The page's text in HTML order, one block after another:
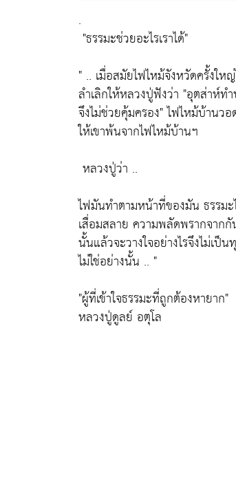
.
"ธรรมะช่วยอะไรเราได้"
" .. เมื่อสมัยไฟไหม้จังหวัดครั้งใ
ลำเลิกให้หลวงปู่ฟังว่า "อุตส่าห์ท
จึงไม่ช่วยคุ้มครอง"ไฟไหม้บ้านวอ
ให้เขาพ้นจากไฟไหม้บ้านฯ
หลวงปู่ว่า ..
ไฟมันทำตามหน้าที่ของมัน ธรรม
เสื่อมสลาย ความพลัดพรากจาก
นั้นแล้วจะวางใจอย่างไรจึงไม่เป็
ไม่ใช่อย่างนั้น .. "
"ผู้ที่เข้าใจธรรมะที่ถูกต้องหายาก"
หลวงปู่ดูลย์ อตุโล